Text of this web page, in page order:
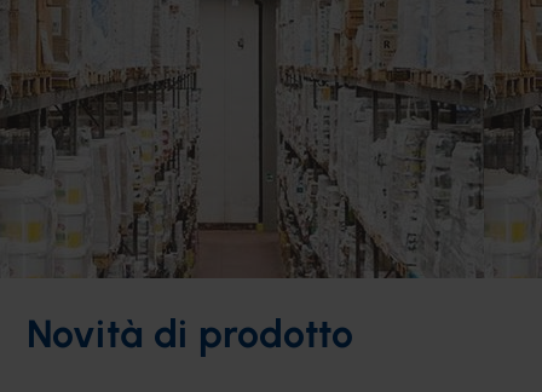
Novità di prodotto